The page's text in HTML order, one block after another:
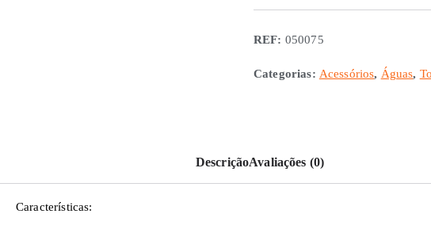
Misturadora
sem
REF: 050075
Categorias: Acessórios, Águas,
DescriçãoAvaliações (0)
Características: